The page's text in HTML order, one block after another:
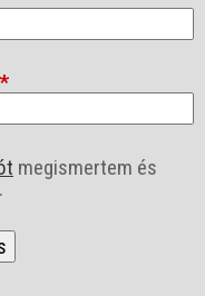
*
megismertem és